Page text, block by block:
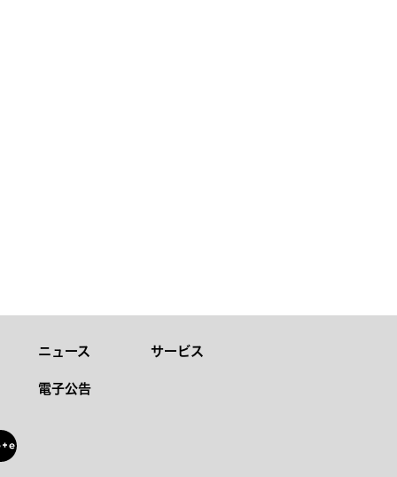
ニュース
サービス
電子公告